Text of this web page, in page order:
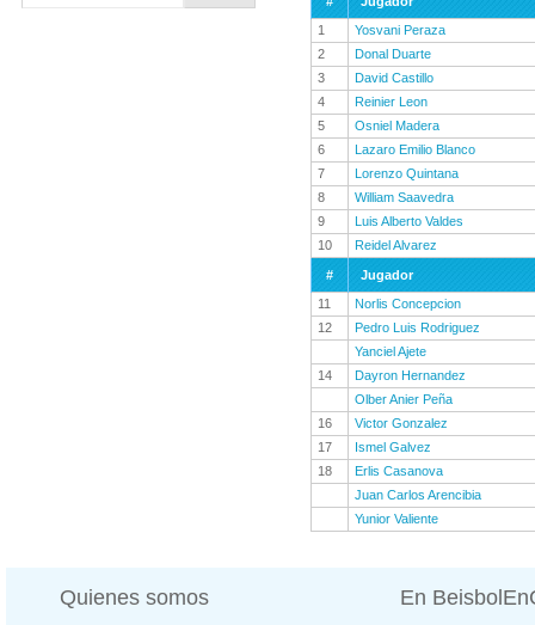
1
Yosvani Peraza
2
Donal Duarte
3
David Castillo
4
Reinier Leon
5
Osniel Madera
6
Lazaro Emilio Blanco
7
Lorenzo Quintana
8
William Saavedra
9
Luis Alberto Valdes
10
Reidel Alvarez
#
Jugador
11
Norlis Concepcion
12
Pedro Luis Rodriguez
Yanciel Ajete
14
Dayron Hernandez
Olber Anier Peña
16
Victor Gonzalez
17
Ismel Galvez
18
Erlis Casanova
Juan Carlos Arencibia
Yunior Valiente
Quienes somos En